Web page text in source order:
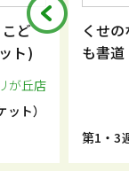
ける こど
チケット)
ユーカリが丘店
／2チケット）